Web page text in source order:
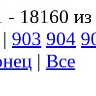
- 18160
| 903 904
| Все